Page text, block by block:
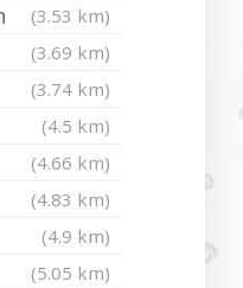
(3.53 km)
(3.69 km)
(3.74 km)
(4.5 km)
(4.66 km)
(4.83 km)
(4.9 km)
(5.05 km)